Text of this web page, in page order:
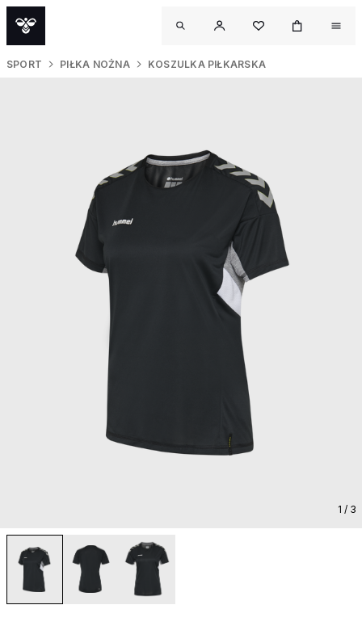
SPORT PIŁKA NOŻNA KOSZULKA PIŁKARSKA
1 / 3